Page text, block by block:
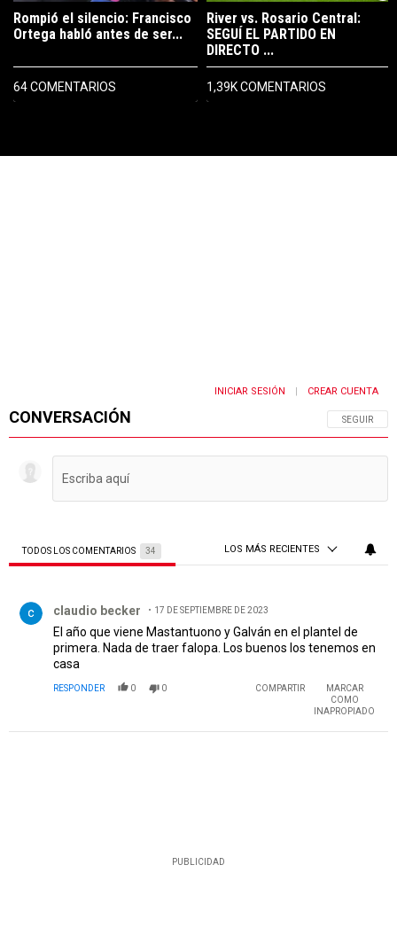
Rompió el silencio: Francisco
Ortega habló antes de ser...
64 COMENTARIOS
River vs. Rosario Central:
SEGUÍ EL PARTIDO EN
DIRECTO ...
1,39K COMENTARIOS
CONVERSACIÓN SIGA ESTA
SEGUIR
INICIAR SESIÓN CREAR CUENTA
TODOS LOS COMENTARIOS 34 LOS MÁS RECIENTES
claudio becker 17 DE SEPTIEMBRE DE 2023
El año que viene Mastantuono y Galván en el plantel de
primera. Nada de traer falopa. Los buenos los tenemos en
casa
RESPONDER 0 0 COMPARTIR
MARCAR
COMO
INAPROPIADO
PUBLICIDAD